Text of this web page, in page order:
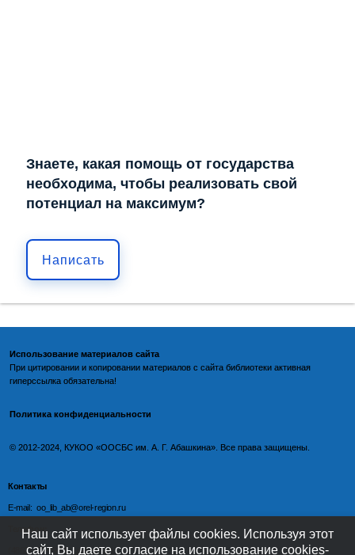
Знаете, какая помощь от государства
необходима, чтобы реализовать свой
потенциал на максимум?
Написать
Использование материалов сайта
При цитировании и копировании материалов с сайта библиотеки активная
гиперссылка обязательна!
Политика конфиденциальности
©️ 2012-2024, КУКОО «ООСБС им. А. Г. Абашкина». Все права защищены.
Контакты
E-mail: oo_lib_ab@orel-region.ru
Телефон:
(4862) 77-09-75 (директор),
Наш сайт использует файлы cookies. Используя этот
сайт, Вы даете согласие на использование cookies-